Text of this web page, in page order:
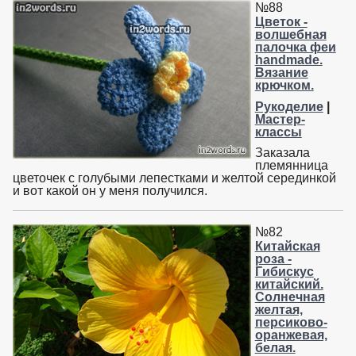
№88
Цветок -
волшебная
палочка феи
handmade.
Вязание
крючком.
Рукоделие|
Мастер-
классы
Заказала
племянница
цветочек с голубыми лепестками и желтой серединкой
и вот какой он у меня получился.
№82
Китайская
роза -
Гибискус
китайский.
Солнечная
желтая,
персиково-
оранжевая,
белая.